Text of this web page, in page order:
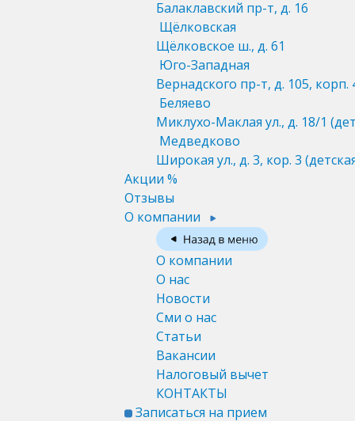
Балаклавский пр-т, д. 16
Щёлковская
Щёлковское ш., д. 61
Юго-Западная
Вернадского пр-т, д. 105, корп.
Беляево
Миклухо-Маклая ул., д. 18/1
Медведково
Широкая ул., д. 3, кор. 3
Акции %
Отзывы
О компании
О компании
О нас
Новости
Сми о нас
Статьи
Вакансии
Налоговый вычет
КОНТАКТЫ
Записаться на прием